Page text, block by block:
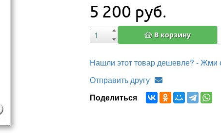
5 200 руб.
В корзину
Нашли этот товар дешевле? - Жми
Отправить другу
Поделиться